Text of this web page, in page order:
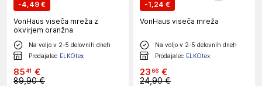
-4,49 €
VonHaus viseča mreža z
okvirjem oranžna
Na voljo v 2-5 delovnih dneh
Prodajalec ELKOtex
8541 €
89,90 €
-1,24 €
VonHaus viseča mreža
Na voljo v 2-5 delovnih dneh
Prodajalec ELKOtex
2366 €
24,90 €